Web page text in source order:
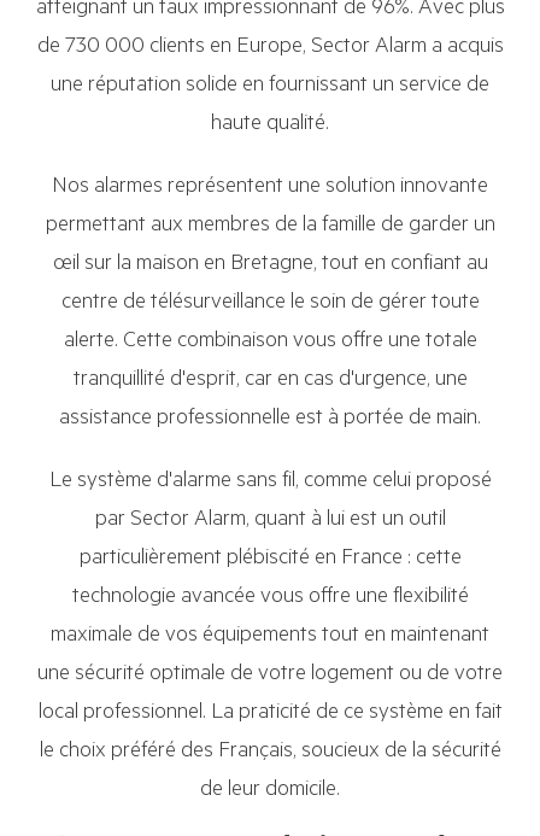
atteignant un taux impressionnant de 96%. Avec plus
de 730 000 clients en Europe, Sector Alarm a acquis
une réputation solide en fournissant un service de
haute qualité.
Nos alarmes représentent une solution innovante
permettant aux membres de la famille de garder un
œil sur la maison en Bretagne, tout en confiant au
centre de télésurveillance le soin de gérer toute
alerte. Cette combinaison vous offre une totale
tranquillité d'esprit, car en cas d'urgence, une
assistance professionnelle est à portée de main.
Le système d'alarme sans fil, comme celui proposé
par Sector Alarm, quant à lui est un outil
particulièrement plébiscité en France : cette
technologie avancée vous offre une flexibilité
maximale de vos équipements tout en maintenant
une sécurité optimale de votre logement ou de votre
local professionnel. La praticité de ce système en fait
le choix préféré des Français, soucieux de la sécurité
de leur domicile.